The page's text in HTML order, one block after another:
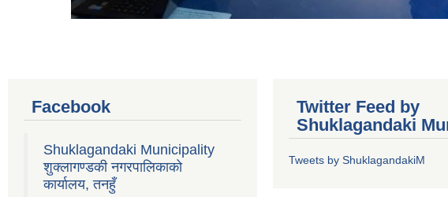
Facebook
Shuklagandaki Municipality
शुक्लागण्डकी नगरपालिकाको
कार्यालय, तनहुँ
Twitter Feed by
Shuklagandaki
Tweets by ShuklagandakiM